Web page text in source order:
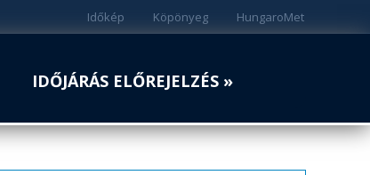
HungaroMet
Köpönyeg
Időkép
IDŐJÁRÁS ELŐREJELZÉS »